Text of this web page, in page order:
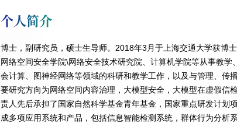
个人简介
博士，副研究员，硕士生导师。2018年3月于上海交通大学获博
网络空间安全学院\网络安全技术研究院、计算机学院等从事教
会计算、图神经网络等领域的科研和教学工作，以及与管理、传
要研究方向为网络空间内容治理，大模型安全，大模型在虚假信
责人先后承担了国家自然科学基金青年基金，国家重点研发计划
成多项应用系统和产品，包括信息智能检测系统，群体行为分析